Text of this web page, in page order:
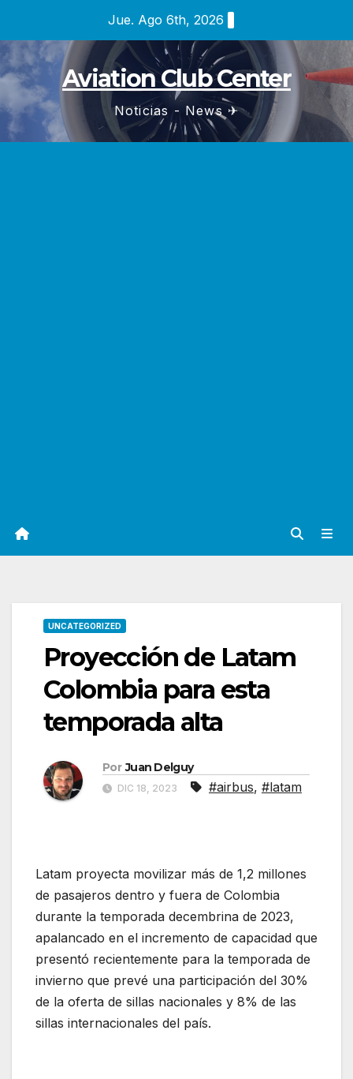
contenido
Jue. Ago 6th, 2026
Aviation Club Center
Noticias - News ✈
UNCATEGORIZED
Proyección de Latam
Colombia para esta
temporada alta
Por Juan Delguy
DIC 18, 2023 #airbus, #latam
Latam proyecta movilizar más de 1,2 millones
de pasajeros dentro y fuera de Colombia
durante la temporada decembrina de 2023,
apalancado en el incremento de capacidad que
presentó recientemente para la temporada de
invierno que prevé una participación del 30%
de la oferta de sillas nacionales y 8% de las
sillas internacionales del país.